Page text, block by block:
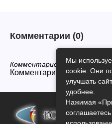
Комментарии (0)
Комментариев нет, будьте
Комментарии закрыты.
Мы
cookie. Они
улучшать
удобнее.
Нажимая